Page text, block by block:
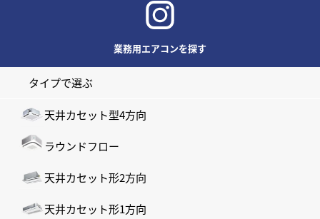
業務用エアコンを探す
タイプで選ぶ
天井カセット型4方向
ラウンドフロー
天井カセット形2方向
天井カセット形1方向